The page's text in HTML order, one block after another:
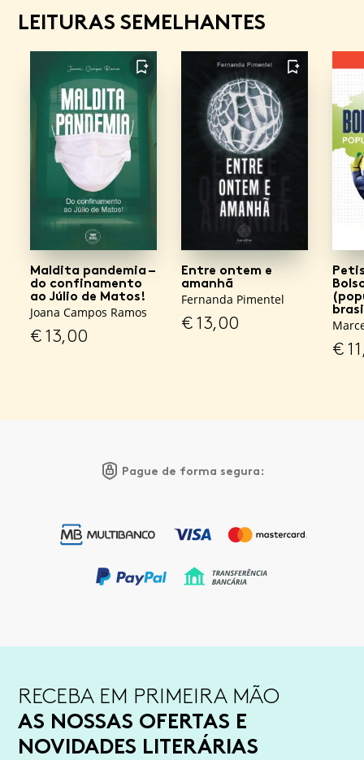
LEITURAS SEMELHANTES
FAVORITO
Maldita pandemia –
do confinamento
ao Júlio de Matos!
Joana Campos Ramos
€13,00
FAVORITO
Entre ontem e
amanhã
Fernanda Pimentel
€13,00
€
Pague de forma segura:
RECEBA EM PRIMEIRA MÃO
AS NOSSAS OFERTAS E
NOVIDADES LITERÁRIAS